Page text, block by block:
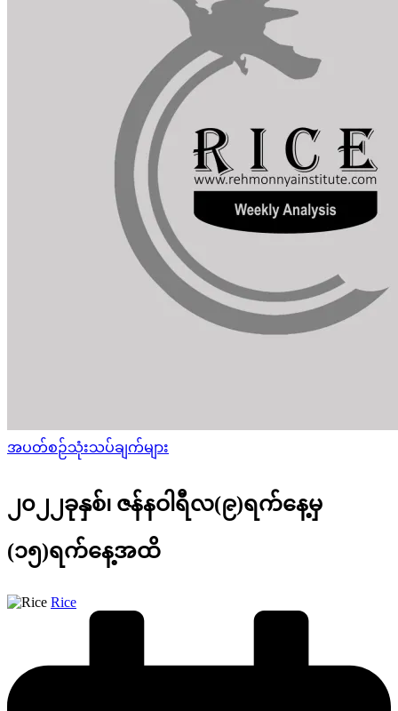
Posted
in
အပတ်စဉ်သုံးသပ်ချက်များ
၂၀၂၂ခုနှစ်၊ ဇန်နဝါရီလ(၉)ရက်နေ့မှ
(၁၅)ရက်နေ့အထိ
Posted Rice